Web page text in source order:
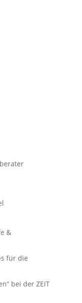
&
für die
bei der ZEIT